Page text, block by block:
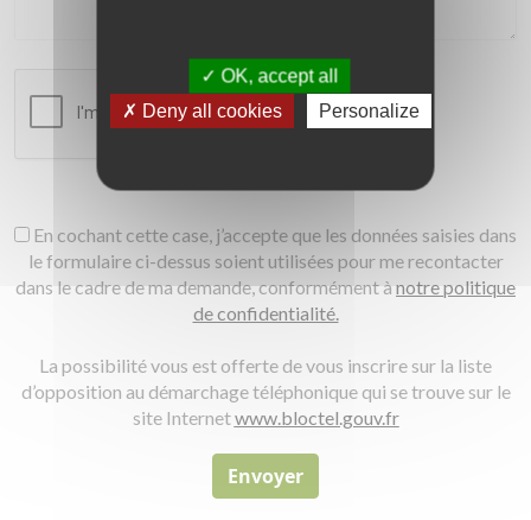
En cochant cette case, j’accepte que les données saisies dans
le formulaire ci-dessus soient utilisées pour me recontacter
dans le cadre de ma demande, conformément à notre politique
de confidentialité.
La possibilité vous est offerte de vous inscrire sur la liste
d’opposition au démarchage téléphonique qui se trouve sur le
site Internetwww.bloctel.gouv.fr
Envoyer
OK, accept all
Deny all cookies
Personalize